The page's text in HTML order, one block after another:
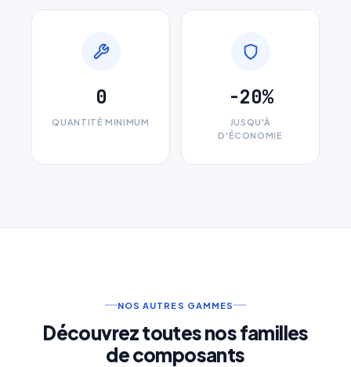
0
QUANTITÉ MINIMUM
-20%
JUSQU'À
D'ÉCONOMIE
NOS AUTRES GAMMES
Découvrez toutes nos familles
de composants